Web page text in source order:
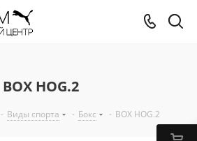
BOX HOG.2
- Виды спорта - Бокс - BOX HOG.2